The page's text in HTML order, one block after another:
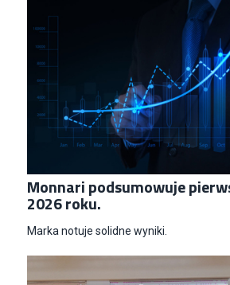
W.Kruk
Key Account Manager Meble
Młodszy Specjalista ds. Sprzedaży
Euro-net Sp. z o.o.
Key Account Manager
Puccini
Content Creator (m/k)
Medicine
Monnari podsumowuje
2026 roku.
Marka notuje solidne wyniki.